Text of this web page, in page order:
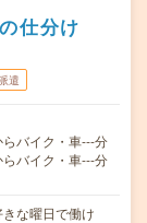
仕分け
遣
バイク・車---分
バイク・車---分
な曜日で働け